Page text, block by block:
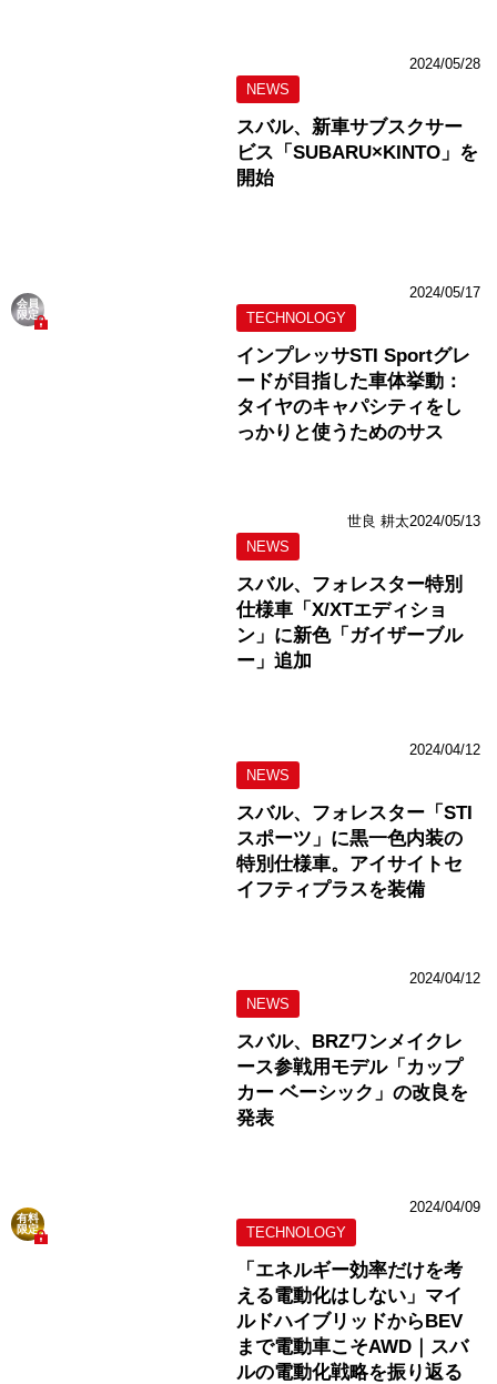
2024/05/28
NEWS
スバル、新車サブスクサー
ビス「SUBARU×KINTO」を
開始
2024/05/17
会員
限定
TECHNOLOGY
インプレッサSTI Sportグレ
ードが目指した車体挙動：
タイヤのキャパシティをし
っかりと使うためのサス
世良 耕太2024/05/13
NEWS
スバル、フォレスター特別
仕様車「X/XTエディショ
ン」に新色「ガイザーブル
ー」追加
2024/04/12
NEWS
スバル、フォレスター「STI
スポーツ」に黒一色内装の
特別仕様車。アイサイトセ
イフティプラスを装備
2024/04/12
NEWS
スバル、BRZワンメイクレ
ース参戦用モデル「カップ
カー ベーシック」の改良を
発表
2024/04/09
有料
限定
TECHNOLOGY
「エネルギー効率だけを考
える電動化はしない」マイ
ルドハイブリッドからBEV
まで電動車こそAWD｜スバ
ルの電動化戦略を振り返る